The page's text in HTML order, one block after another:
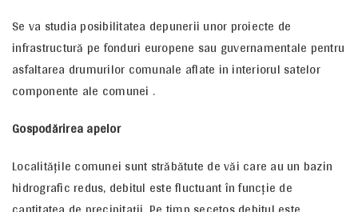
Se va studia posibilitatea depunerii unor proiecte de
infrastructură pe fonduri europene sau guvernamentale pentru
asfaltarea drumurilor comunale aflate in interiorul satelor
componente ale comunei .
Gospodărirea apelor
Localităţile comunei sunt străbătute de văi care au un bazin
hidrografic redus, debitul este fluctuant în funcţie de